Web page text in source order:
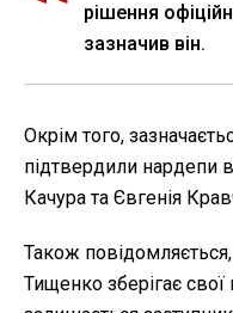
рішення
зазначив він.
Окрім того,
підтвердили нардепи
Качура та Євгенія
Також
Тищенко зберігає свої